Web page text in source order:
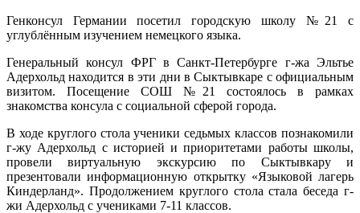
Генконсул Германии посетил городскую школу №21 с
углублённым изучением немецкого языка.
Генеральный консул ФРГ в Санкт-Петербурге г-жа Эльтье
Адерхольд находится в эти дни в Сыктывкаре с официальным
визитом. Посещение СОШ №21 состоялось в рамках
знакомства консула с социальной сферой города.
В ходе круглого стола ученики седьмых классов познакомили
г-жу Адерхольд с историей и приоритетами работы школы,
провели виртуальную экскурсию по Сыктывкару и
презентовали информационную открытку «Языковой лагерь
Киндерланд». Продолжением круглого стола стала беседа г-
жи Адерхольд с учениками 7-11 классов.